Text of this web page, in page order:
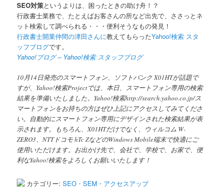
SEO対策というよりは、困ったときの助け舟！？
行政書士業務で、たとえばお客さんの所など出先で、ささっとネ
ット検索して調べられる・・・便利そうなもの発見！
行政書士開業仲間の津田さんに教えてもらったYahoo!検索 スタ
ッフブログです。
Yahoo!ブログ – Yahoo!検索 スタッフブログ
10月14日発売のスマートフォン、ソフトバンク X01HTが話題で
すが、Yahoo!検索Projectでは、本日、スマートフォン専用の検索
結果を準備いたしました。Yahoo!検索http://search.yahoo.co.jp/ス
マートフォンをお持ちの方はぜひ上記にアクセスしてみてくださ
い。自動的にスマートフォン専用にデザインされた検索結果が表
示されます。もちろん、X01HTだけでなく、ウィルコム W-
ZERO3、NTTドコモ hTc ZなどのWindows Mobile端末で快適にご
使用いただけます。お出かけ先で、会社で、学校で、お家で、便
利なYahoo!検索をよろしくお願いいたします！
カテゴリー: SEO・SEM・アクセスアップ